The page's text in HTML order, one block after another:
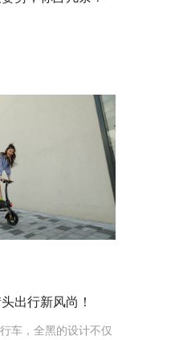
出行新风尚！
车，全黑的设计不仅